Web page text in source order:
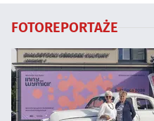
FOTOREPORTAŻE